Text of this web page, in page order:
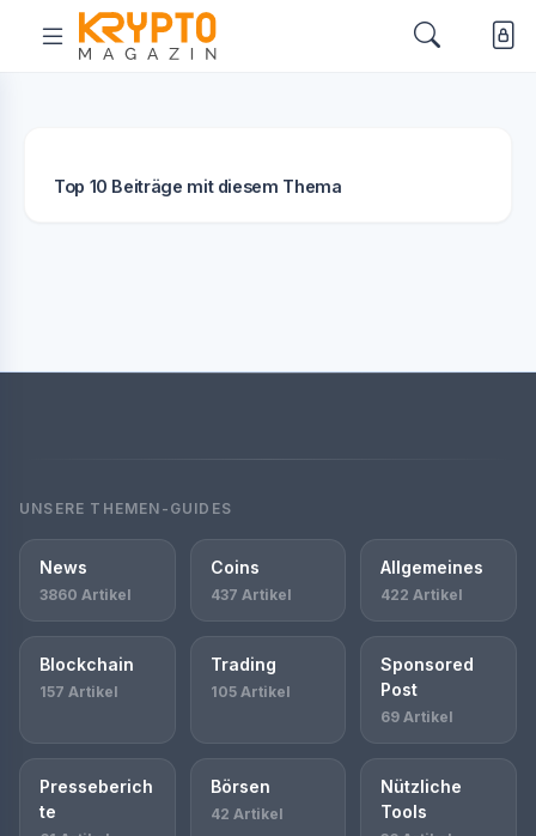
Top 10 Beiträge mit diesem Thema
UNSERE THEMEN-GUIDES
News
3860 Artikel
Coins
437 Artikel
Allgemeines
422 Artikel
Blockchain
157 Artikel
Trading
105 Artikel
Sponsored
Post
69 Artikel
Presseberich
te
Börsen
42 Artikel
Nützliche
Tools